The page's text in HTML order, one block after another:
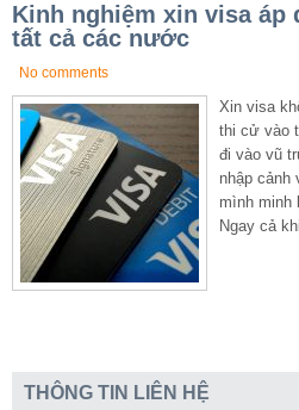
Kinh nghiệm xin visa áp
tất cả các nước
No comments
Xin visa
thi cử vào
đi vào vũ
nhập cảnh
mình minh
Ngay cả
THÔNG TIN LIÊN HỆ